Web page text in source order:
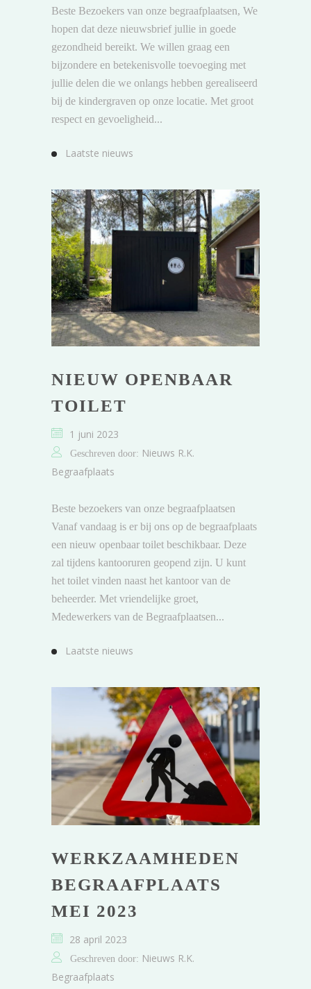
Beste Bezoekers van onze begraafplaatsen, We
hopen dat deze nieuwsbrief jullie in goede
gezondheid bereikt. We willen graag een
bijzondere en betekenisvolle toevoeging met
jullie delen die we onlangs hebben gerealiseerd
bij de kindergraven op onze locatie. Met groot
respect en gevoeligheid...
Laatste nieuws
NIEUW OPENBAAR
TOILET
1 juni 2023
Geschreven door: Nieuws R.K.
Begraafplaats
Beste bezoekers van onze begraafplaatsen
Vanaf vandaag is er bij ons op de begraafplaats
een nieuw openbaar toilet beschikbaar. Deze
zal tijdens kantooruren geopend zijn. U kunt
het toilet vinden naast het kantoor van de
beheerder. Met vriendelijke groet,
Medewerkers van de Begraafplaatsen...
Laatste nieuws
WERKZAAMHEDEN
BEGRAAFPLAATS
MEI 2023
28 april 2023
Geschreven door: Nieuws R.K.
Begraafplaats